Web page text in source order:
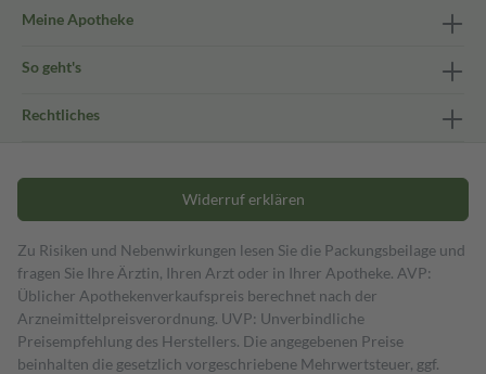
Meine Apotheke
So geht's
Rechtliches
Widerruf erklären
Zu Risiken und Nebenwirkungen lesen Sie die Packungsbeilage und
fragen Sie Ihre Ärztin, Ihren Arzt oder in Ihrer Apotheke. AVP:
Üblicher Apothekenverkaufspreis berechnet nach der
Arzneimittelpreisverordnung. UVP: Unverbindliche
Preisempfehlung des Herstellers. Die angegebenen Preise
beinhalten die gesetzlich vorgeschriebene Mehrwertsteuer, ggf.